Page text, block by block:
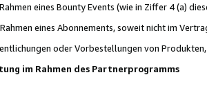
eines Bounty Events (wie in Ziffer 4 (a)
eines Abonnements, soweit nicht im
oder Vorbestellungen von
im Rahmen des Partnerprogramms